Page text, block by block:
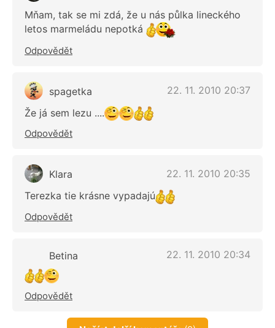
Mňam, tak se mi zdá, že u nás půlka lineckého
letos marmeládu nepotká
Odpovědět
spagetka
22. 11. 2010 20:37
Že já sem lezu ....
Odpovědět
Klara
22. 11. 2010 20:35
Terezka tie krásne vypadajú
Odpovědět
Betina 22. 11. 2010 20:34
Odpovědět